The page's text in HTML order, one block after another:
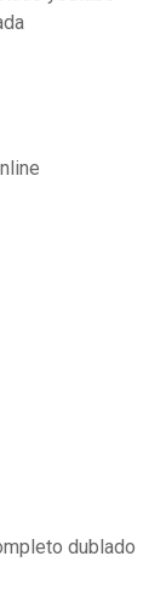
dublado